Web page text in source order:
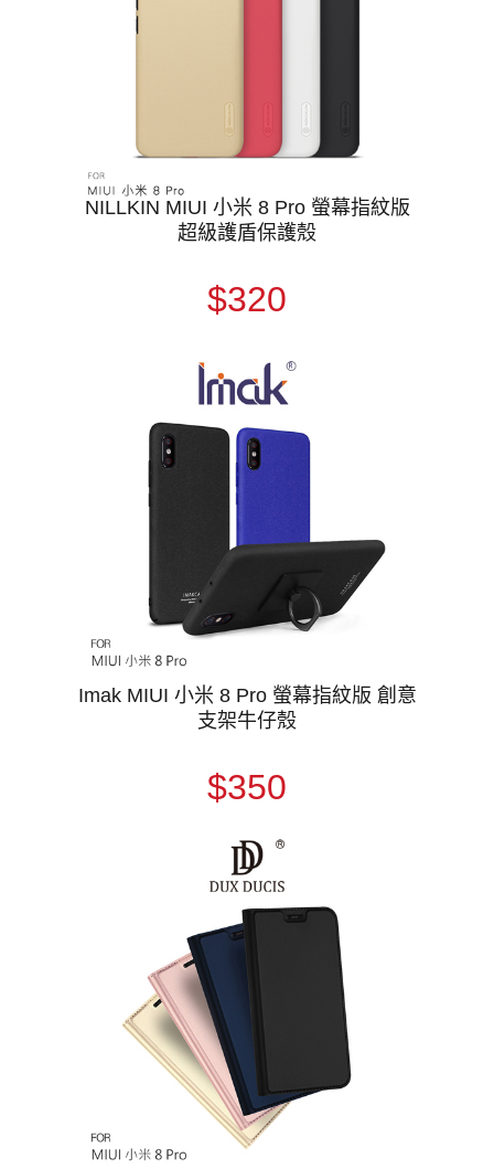
NILLKIN MIUI 小米 8 Pro 螢幕指紋版
超級護盾保護殼
$320
Imak MIUI 小米 8 Pro 螢幕指紋版 創意
支架牛仔殼
$350